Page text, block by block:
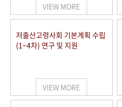
VIEW MORE
저출산고령사회 기본계획 수립
(1~4차) 연구 및 지원
VIEW MORE